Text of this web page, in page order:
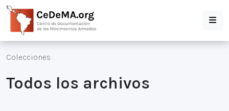
Colecciones
Todos los archivos